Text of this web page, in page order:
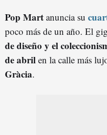
Pop Mart anuncia su
poco más de un año. El
de diseño y el
de abril en la calle más
Gràcia.